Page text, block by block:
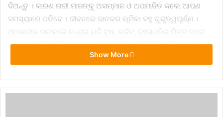
ଦିଅନ୍ତୁ । କାରଣ ନାରୀ ମାନଙ୍କୁ ଅସମ୍ମାନ ଓ ଅପମାନିତ କଲେ ଆପଣ
ସମସ୍ୟାରେ ପଡିବେ । ଜୀବନରେ ଜାତକର ଭୂମିକା ବହୁ ଗୁରୁତ୍ୱପୂର୍ଣ୍ଣ ।
ଆପଣଙ୍କ ଜାତକରେ ଚନ୍ଦ୍ର ଯଦି ବୃଷ, କର୍କଟ, ବୃହସ୍ପତିର ମିତ୍ର ଘରେ
ଉପସ୍ଥାନ ରହିଛନ୍ତି ତେବେ ଆପଣ ମାନସିକ ଶାନ୍ତି ମିଳିବ। କିନ୍ତୁ ଯେତେ
ବେଳେ ଚନ୍ଦ୍ର ବିଛା, ବୁଦ୍ଧ, ବୃହସ୍ପତିଙ୍କ ଷଷ୍ଠ କିମ୍ବା ଅଷ୍ଟମ ଘରେ
ହୁଏ । ତେଣୁ ଏହି ବିପଦ ବେଳେ ମହିଳା ବା ନାରୀମାନେ ଆପଣଙ୍କ ସାହା ଭରଷା
ହୋଇଥାନ୍ତି। ତେଣୁ ମାଆ, ମାଉସୀ, ଭଉଣୀମାନଙ୍କୁ ସମ୍ମାନ ଦେବା ଓ ସବୁ
Show More